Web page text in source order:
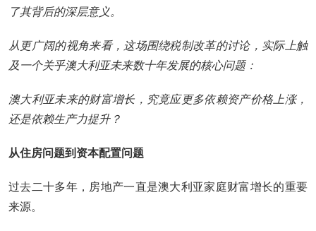
了其背后的深层意义。
从更广阔的视角来看，这场围绕税制改革的讨论，实际上触
及一个关乎澳大利亚未来数十年发展的核心问题：
澳大利亚未来的财富增长，究竟应更多依赖资产价格上涨，
还是依赖生产力提升？
从住房问题到资本配置问题
过去二十多年，房地产一直是澳大利亚家庭财富增长的重要
来源。